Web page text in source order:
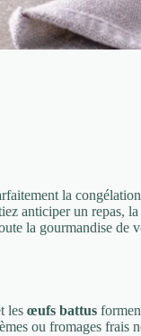
la
anticiper un repas,
la gourmandise de
les œufs battus
ou fromages frais